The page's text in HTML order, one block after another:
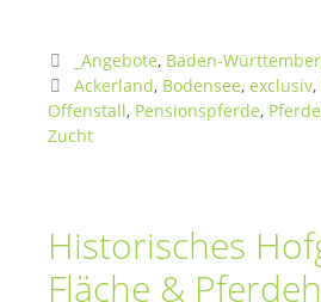
_Angebote, Baden-
Ackerland, Bodensee, exclusiv,
Offenstall, Pensionspferde,
Zucht
Historisches
Fläche &